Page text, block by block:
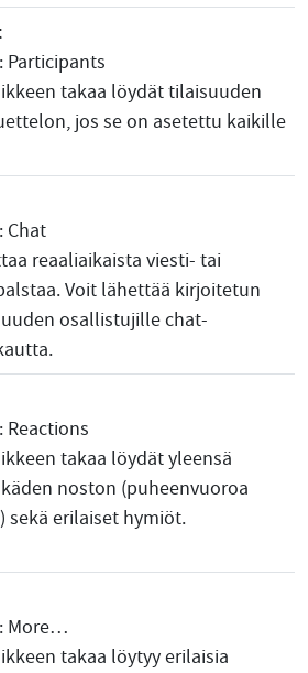
Participants
takaa löydät tilaisuuden
jos se on asetettu kaikille
Chat
reaaliaikaista viesti- tai
Voit lähettää kirjoitetun
osallistujille chat-
Reactions
takaa löydät yleensä
noston (puheenvuoroa
sekä erilaiset hymiöt.
More…
takaa löytyy erilaisia